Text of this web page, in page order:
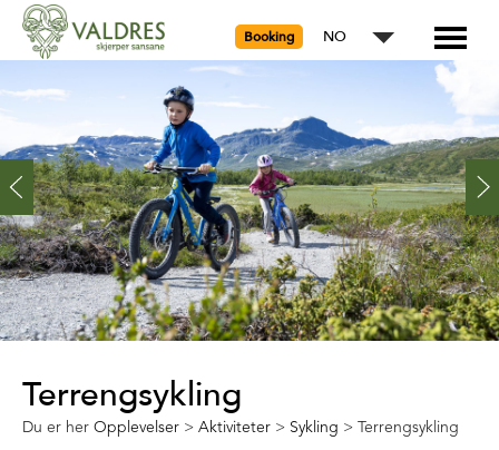
Booking NO
Terrengsykling
Du er her Opplevelser > Aktiviteter > Sykling > Terrengsykling